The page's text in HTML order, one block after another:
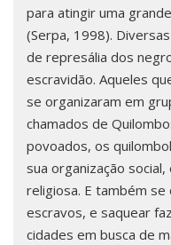
para atingir uma
(Serpa, 1998).
de represália dos
escravidão. Aqueles
se organizaram em
chamados de
povoados, os
sua organização social,
religiosa. E também
escravos, e saquear
cidades em busca de